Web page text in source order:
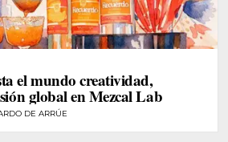
el mundo creatividad,
global en Mezcal Lab
DE ARRÚE